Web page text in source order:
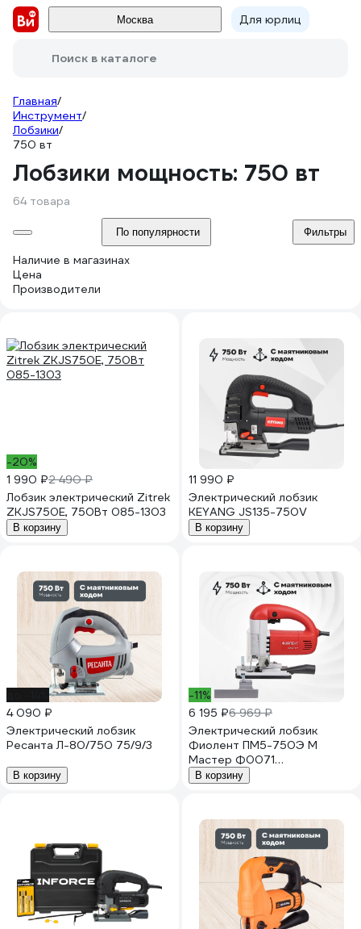
Москва Для юрлиц
Поиск в каталоге
Главная/
Инструмент/
Лобзики/
750 вт
Лобзики мощность: 750 вт
64 товара
По популярности Фильтры
Наличие в магазинах
Цена
Производители
-20%
1 990 ₽2 490 ₽
Лобзик электрический Zitrek
ZKJS750E, 750Вт 085-1303
В корзину
11 990 ₽
Электрический лобзик
KEYANG JS135-750V
В корзину
4 090 ₽
Электрический лобзик
Ресанта Л-80/750 75/9/3
В корзину
-11%
6 195 ₽6 969 ₽
Электрический лобзик
Фиолент ПМ5-750Э М
Мастер Ф0071
ИДФР298256005-01
В корзину